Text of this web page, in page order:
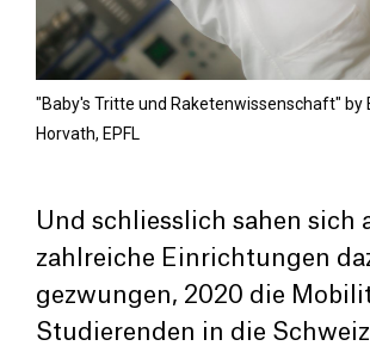
"Baby's Tritte und Raketenwissenschaft" by
Horvath, EPFL
Und schliesslich sahen sich
zahlreiche Einrichtungen
gezwungen, 2020 die
Studierenden in die